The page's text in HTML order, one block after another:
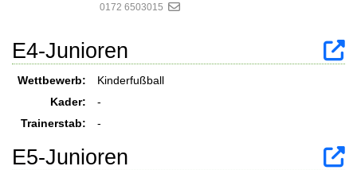
0172 6503015
E4-Junioren
Wettbewerb:
Kinderfußball
Kader:
-
Trainerstab:
-
E5-Junioren